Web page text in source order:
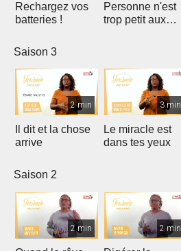
Rechargez vos
batteries !
Personne n'est
trop petit aux
Saison 3
2 min
Il dit et la chose
arrive
3 min
Le miracle est
dans tes yeux
Saison 2
2 min 2 min